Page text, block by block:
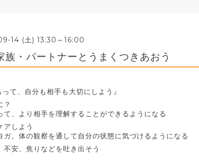
14 (土) 13:30～16:00
族・パートナーとうまくつきあおう
て、自分も相手も大切にしよう』
？
より相手を理解することができるようになる
アしよう
体の観察を通して自分の状態に気づけるようになる
不安、焦りなどを吐き出そう